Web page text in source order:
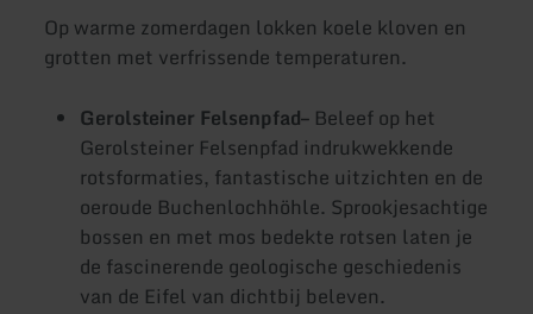
Op warme zomerdagen lokken koele kloven en
grotten met verfrissende temperaturen.
Gerolsteiner Felsenpfad– Beleef op het
Gerolsteiner Felsenpfad indrukwekkende
rotsformaties, fantastische uitzichten en de
oeroude Buchenlochhöhle. Sprookjesachtige
bossen en met mos bedekte rotsen laten je
de fascinerende geologische geschiedenis
van de Eifel van dichtbij beleven.